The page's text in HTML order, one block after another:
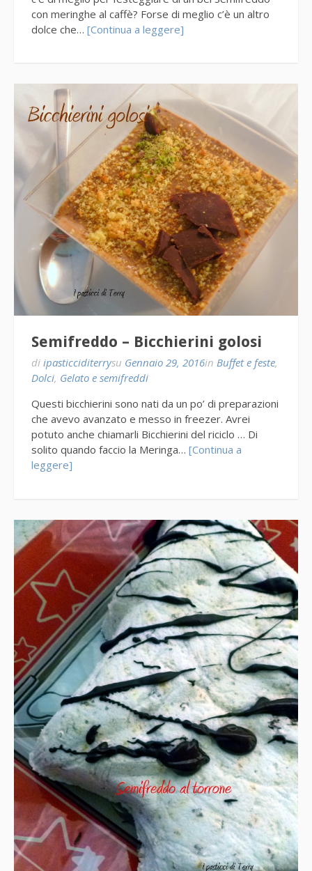
con meringhe al caffè? Forse di meglio c’è un altro
dolce che… [Continua a leggere]
Semifreddo – Bicchierini golosi
di ipasticciditerrysu Gennaio 29, 2016in Buffet e feste,
Dolci, Gelato e semifreddi
Questi bicchierini sono nati da un po’ di preparazioni
che avevo avanzato e messo in freezer. Avrei
potuto anche chiamarli Bicchierini del riciclo … Di
solito quando faccio la Meringa… [Continua a
leggere]